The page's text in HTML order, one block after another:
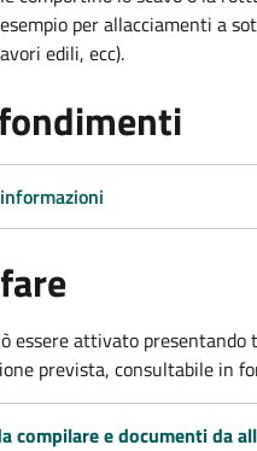
per allacciamenti a
edili, ecc).
essere attivato
prevista, consultabile in
compilare e documenti da